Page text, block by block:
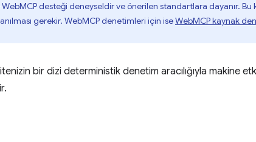
desteği deneyseldir ve önerilen standartlara dayanır.
gerekir. WebMCP denetimleri için iseWebMCP kaynak
bir dizi deterministik denetim aracılığıyla makine